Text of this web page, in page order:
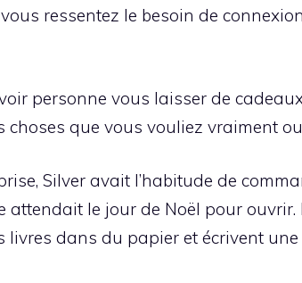
ressentez le besoin de
personne vous laisser de
que vous vouliez vraiment
Silver avait l’habitude de
attendait le jour de Noël pour
dans du papier et écrivent